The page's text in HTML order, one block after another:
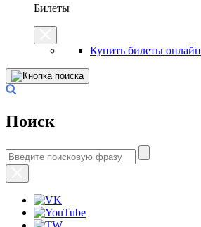
Билеты
Купить билеты онлайн
Поиск